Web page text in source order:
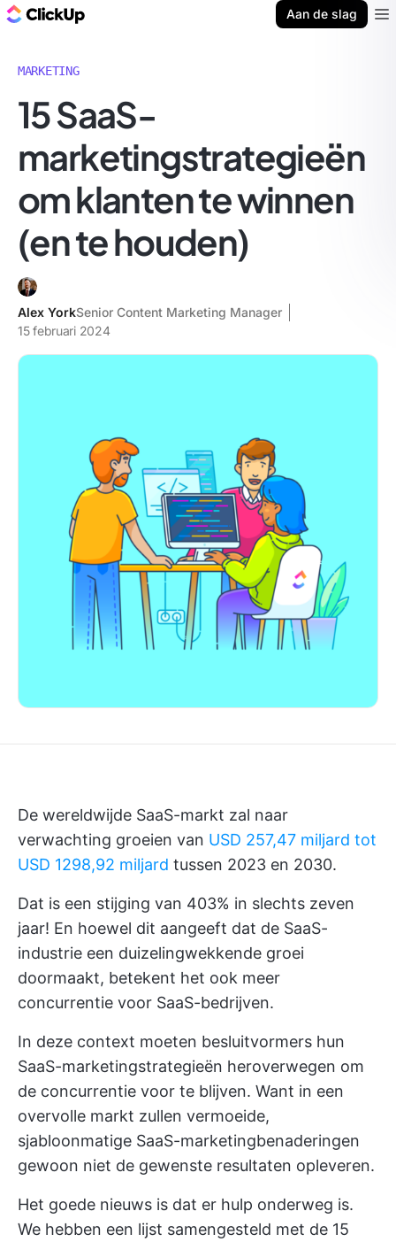
Aan de slag
MARKETING
15 SaaS-
marketingstrategieën
om klanten te winnen
(en te houden)
Alex YorkSenior Content Marketing Manager
15 februari 2024
De wereldwijde SaaS-markt zal naar
verwachting groeien van USD 257,47 miljard tot
USD 1298,92 miljard tussen 2023 en 2030.
Dat is een stijging van 403% in slechts zeven
jaar! En hoewel dit aangeeft dat de SaaS-
industrie een duizelingwekkende groei
doormaakt, betekent het ook meer
concurrentie voor SaaS-bedrijven.
In deze context moeten besluitvormers hun
SaaS-marketingstrategieën heroverwegen om
de concurrentie voor te blijven. Want in een
overvolle markt zullen vermoeide,
sjabloonmatige SaaS-marketingbenaderingen
gewoon niet de gewenste resultaten opleveren.
Het goede nieuws is dat er hulp onderweg is.
We hebben een lijst samengesteld met de 15